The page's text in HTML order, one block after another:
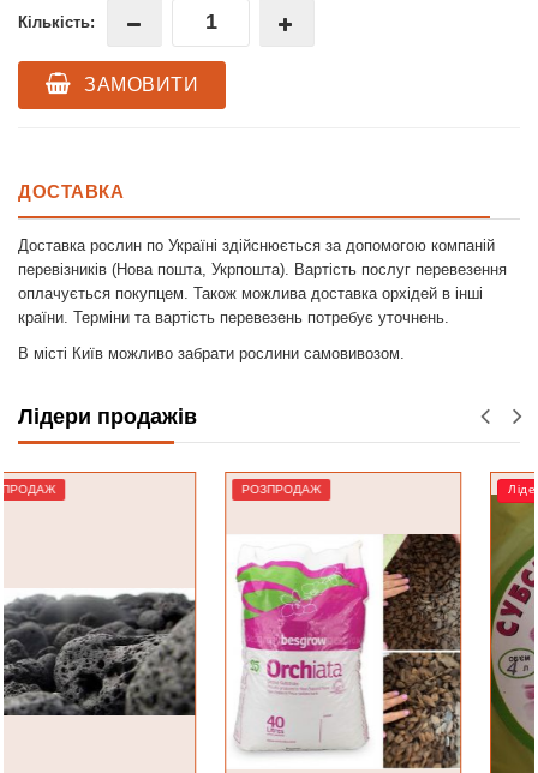
Кількість:
ЗАМОВИТИ
ДОСТАВКА
Доставка рослин по Україні здійснюється за допомогою компаній
перевізників (Нова пошта, Укрпошта). Вартість послуг перевезення
оплачується покупцем. Також можлива доставка орхідей в інші
країни. Терміни та вартість перевезень потребує уточнень.
В місті Київ можливо забрати рослини самовивозом.
Лідери продажів
РОЗПРОДАЖ Лідер